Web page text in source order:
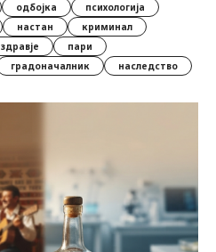
одбојка
психологија
настан
криминал
здравје
пари
градоначалник наследство